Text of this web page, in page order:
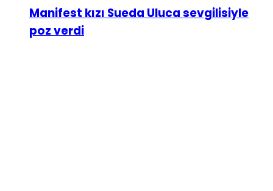
Manifest kızı Sueda Uluca sevgilisiyle
poz verdi